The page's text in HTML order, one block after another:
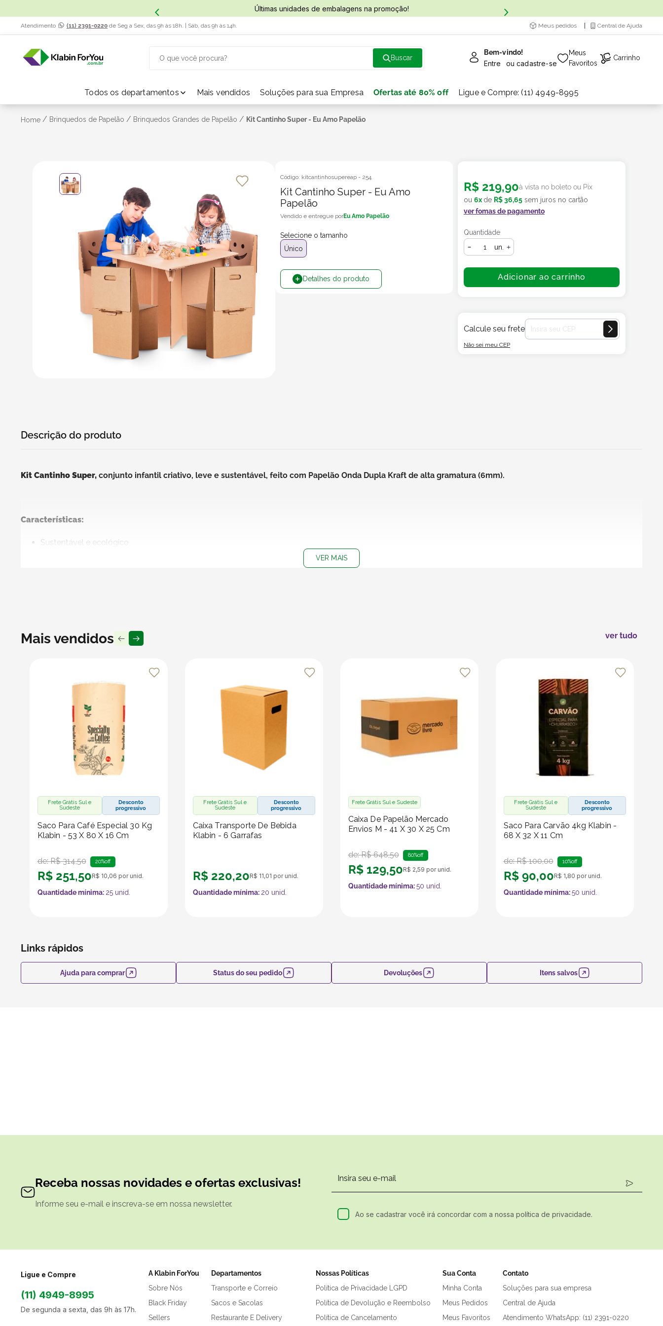
Últimas unidades de embalagens na promoção!
Atendimento (11) 2391-0220 de Seg a Sex, das 9h às 18h. | Sáb, das 9h às 14h. Meus pedidos Central de Ajuda
Bem-vindo!
Entre ou cadastre-se
Meus
Favoritos
Carrinho
Todos os departamentos Mais vendidos Soluções para sua Empresa Ofertas até 80% off Ligue e Compre: (11) 4949-8995
Home / Brinquedos de Papelão / Brinquedos Grandes de Papelão / Kit Cantinho Super - Eu Amo Papelão
Código: kitcantinhosupereap - 254
Kit Cantinho Super - Eu Amo
Papelão
Eu Amo Papelão
Selecione o tamanho
Único
Detalhes do produto
R$ 219,90à vista no boleto ou Pix
ou 6x de R$36,65 sem juros no cartão
ver fomas de pagamento
Quantidade
un.
Adicionar ao carrinho
Calcule seu frete
Não sei meu CEP
Descrição do produto
Kit Cantinho Super, conjunto infantil criativo, leve e sustentável, feito com Papelão Onda Dupla Kraft de alta gramatura (6mm).
Características:
Sustentável e ecológico
Material: Papelão Onda Dupla Kraft 6mm
Perfeito para criar um espaço divertido e funcional para os pequenos:
Quartos infantis
Escolas e creches
Brinquedotecas
Festas e eventos infantis
Cantinhos de leitura e artes
Produto vendido por Seller :)
Um Seller Klabin é um parceiro que vende seus produtos no marketplace Klabin ForYou, aproveitando o alcance e os recursos da plataforma, que é especializada em
embalagens e produtos em papel.
VER MAIS
Frete Grátis Sul e
Sudeste
Desconto
progressivo
Saco Para Café Especial 30 Kg
Klabin - 53 X 80 X 16 Cm
de:R$ 314,50 20%off
R$ 251,50R$ 10,06 por unid.
Quantidade mínima: 25unid.
Frete Grátis Sul e
Sudeste
Desconto
progressivo
Caixa Transporte De Bebida
Klabin - 6 Garrafas
R$ 220,20R$ 11,01 por unid.
Quantidade mínima: 20 unid.
Frete Grátis Sul e Sudeste
Caixa De Papelão Mercado
Envios M - 41 X 30 X 25 Cm
de:R$ 648,50 80%off
R$ 129,50R$ 2,59 por unid.
Quantidade mínima:50 unid.
Frete Grátis Sul e
Sudeste
Desconto
progressivo
Saco Para Carvão 4kg Klabin -
68 X 32 X 11 Cm
de:R$ 100,00 10%off
R$ 90,00R$ 1,80 por unid.
Quantidade mínima:50 unid.
Mais vendidos ver tudo
Links rápidos
Ajuda para comprar Status do seu pedido Devoluções Itens salvos
Receba nossas novidades e ofertas exclusivas!
Informe seu e-mail e inscreva-se em nossa newsletter.
Ao se cadastrar você irá concordar com a nossa política de privacidade.
Ligue e Compre
(11) 4949-8995
De segunda a sexta, das 9h às 17h.
A Klabin ForYou
Sobre Nós
Black Friday
Sellers
Departamentos
Transporte e Correio
Sacos e Sacolas
Restaurante E Delivery
Nossas Políticas
Política de Privacidade LGPD
Política de Devolução e Reembolso
Política de Cancelamento
Sua Conta
Minha Conta
Meus Pedidos
Meus Favoritos
Contato
Soluções para sua empresa
Central de Ajuda
Atendimento WhatsApp: (11) 2391-0220
TERMOS MAIS BUSCADOS
1º caixa papelão
transporte
5º bebida
6º caixas
7º café
8º papel semente